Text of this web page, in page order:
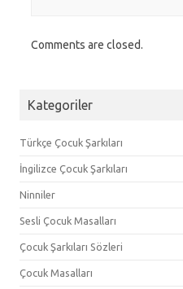
Comments are closed.
Kategoriler
Türkçe Çocuk Şarkıları
İngilizce Çocuk Şarkıları
Ninniler
Sesli Çocuk Masalları
Çocuk Şarkıları Sözleri
Çocuk Masalları